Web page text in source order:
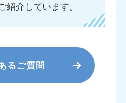
紹介しています。
るご質問